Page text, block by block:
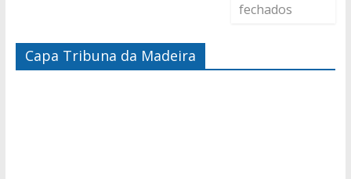
fechados
Capa Tribuna da Madeira